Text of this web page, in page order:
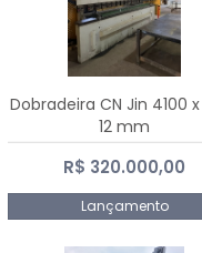
Dobradeira CN Jin 4100
12 mm
R$ 320.000,00
Lançamento